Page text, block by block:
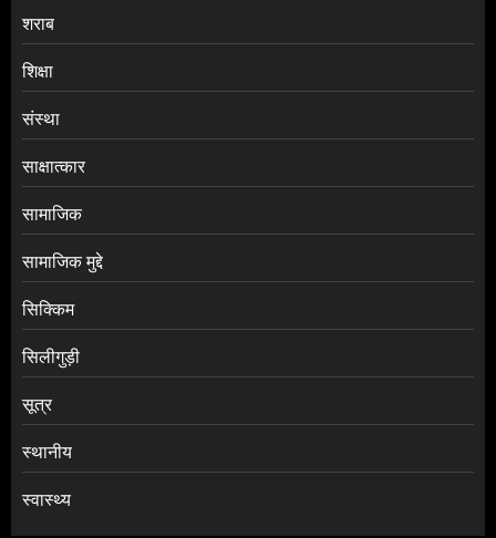
शराब
शिक्षा
संस्था
साक्षात्कार
सामाजिक
सामाजिक मुद्दे
सिक्किम
सिलीगुड़ी
सूत्र
स्थानीय
स्वास्थ्य